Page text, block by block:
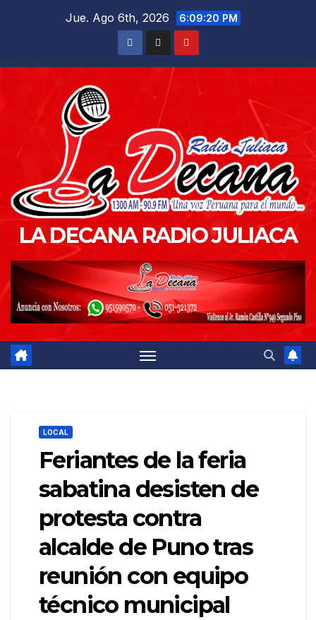
Jue. Ago 6th, 2026 6:09:21 PM
LA DECANA RADIO JULIACA
LOCAL
Feriantes de la feria
sabatina desisten de
protesta contra
alcalde de Puno tras
reunión con equipo
técnico municipal